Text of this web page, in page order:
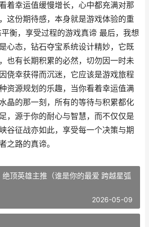
着幸运值缓慢增长，心中都充满对那
这份期待感，本身就是游戏体验的重
衡，享受过程的游戏真谛 最后，我想
心态，钻石夺宝系统设计精妙，它既
也有长期积累的必然，切勿因一时未
侥幸获得而沉迷，它应该是游戏旅程
资源规划的乐趣，当你看着幸运值满
晶的那一刻，所有的等待与积累都化
，源于你的耐心与智慧，而不仅仅是
谷征战亦如此，享受每一个决策与期
之路的真谛。
绝顶英雄主推（谁是你的最爱 跨越星弧
2026-05-09